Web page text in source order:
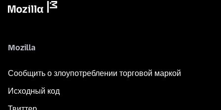
Mozilla
Сообщить о злоупотреблении торговой маркой
Исходный код